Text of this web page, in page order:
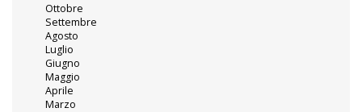
Ottobre
Settembre
Agosto
Luglio
Giugno
Maggio
Aprile
Marzo